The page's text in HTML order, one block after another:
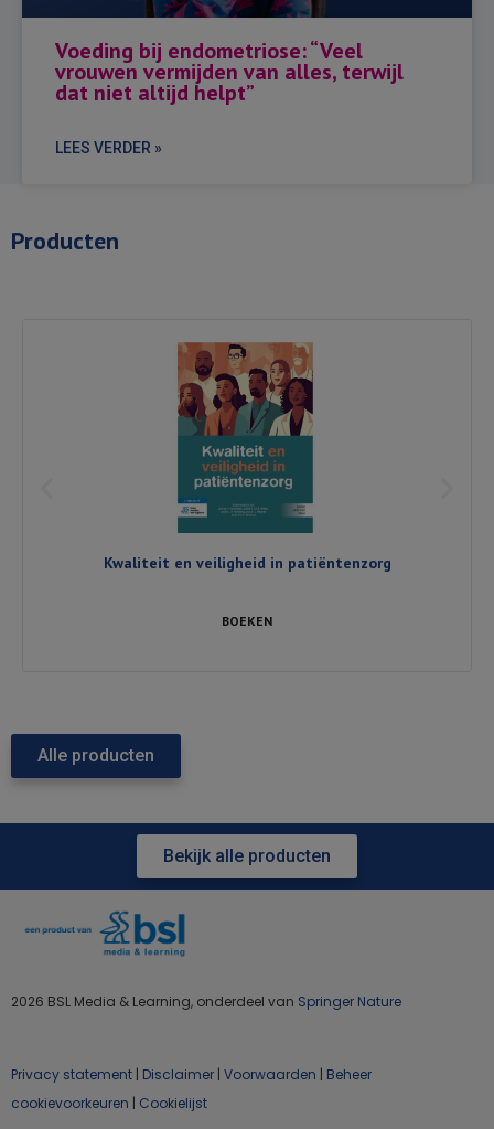
Voeding bij endometriose: “Veel
vrouwen vermijden van alles, terwijl
dat niet altijd helpt”
LEES VERDER »
Producten
Kwaliteit en veiligheid in patiëntenzorg
BOEKEN
Alle producten
Bekijk alle producten
2026 BSL Media & Learning, onderdeel van Springer Nature
Privacy statement | Disclaimer | Voorwaarden | Beheer
cookievoorkeuren | Cookielijst